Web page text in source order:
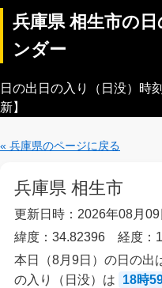
兵庫県 相生市の
ンダー
日の出日の入り（日没）時
新】
« 兵庫県のページに戻る
兵庫県 相生市
更新日時：2026年08月
緯度：34.82396 経度：
本日（8月9日）の日の出
の入り（日没）は
18時